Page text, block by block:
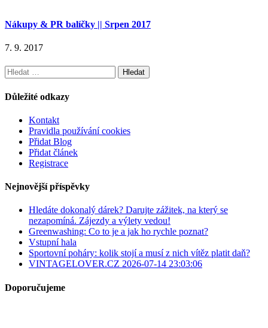
Nákupy & PR balíčky || Srpen 2017
7. 9. 2017
Vyhledávání
Důležité odkazy
Kontakt
Pravidla používání cookies
Přidat Blog
Přidat článek
Registrace
Nejnovější příspěvky
Hledáte dokonalý dárek? Darujte zážitek, na který se
nezapomíná. Zájezdy a výlety vedou!
Greenwashing: Co to je a jak ho rychle poznat?
Vstupní hala
Sportovní poháry: kolik stojí a musí z nich vítěz platit daň?
VINTAGELOVER.CZ 2026-07-14 23:03:06
Doporučujeme